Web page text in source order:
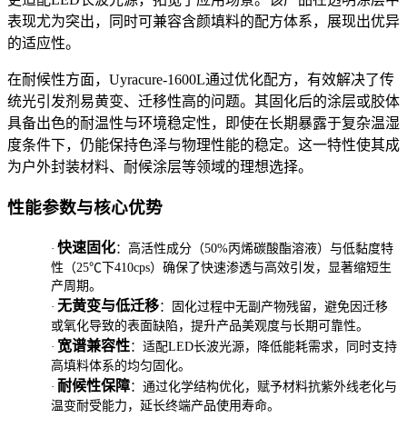
表现尤为突出，同时可兼容含颜填料的配方体系，展现出优异
的适应性。
在耐候性方面， Uyracure-1600L通过优化配方，有效解决了传
统光引发剂易黄变、迁移性高的问题。其固化后的涂层或胶体
具备出色的耐温性与环境稳定性，即使在长期暴露于复杂温湿
度条件下，仍能保持色泽与物理性能的稳定。这一特性使其成
为户外封装材料、耐候涂层等领域的理想选择。
性能参数与核心优势
· 快速固化：高活性成分（50%丙烯碳酸酯溶液）与低黏度特
性（25℃ 下410cps）确保了快速渗透与高效引发，显著缩短生
产周期。
· 无黄变与低迁移：固化过程中无副产物残留，避免因迁移
或氧化导致的表面缺陷，提升产品美观度与长期可靠性。
· 宽谱兼容性：适配LED长波光源，降低能耗需求，同时支持
高填料体系的均匀固化。
· 耐候性保障：通过化学结构优化，赋予材料抗紫外线老化与
温变耐受能力，延长终端产品使用寿命。